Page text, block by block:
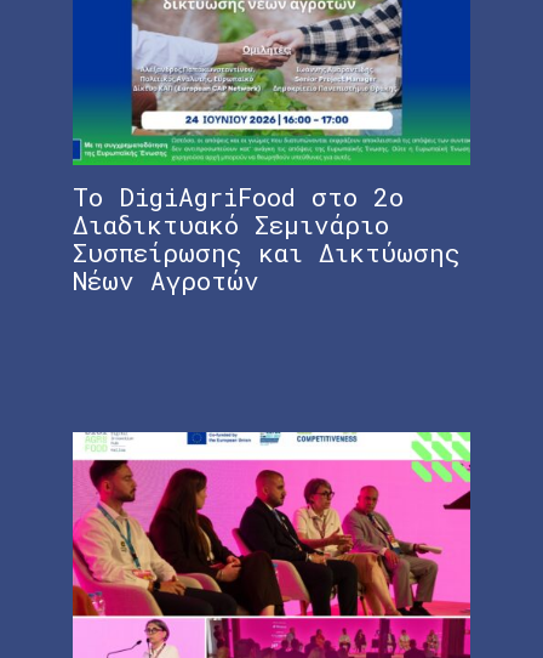
Το DigiAgriFood στο 2ο
Διαδικτυακό Σεμινάριο
Συσπείρωσης και Δικτύωσης
Νέων Αγροτών